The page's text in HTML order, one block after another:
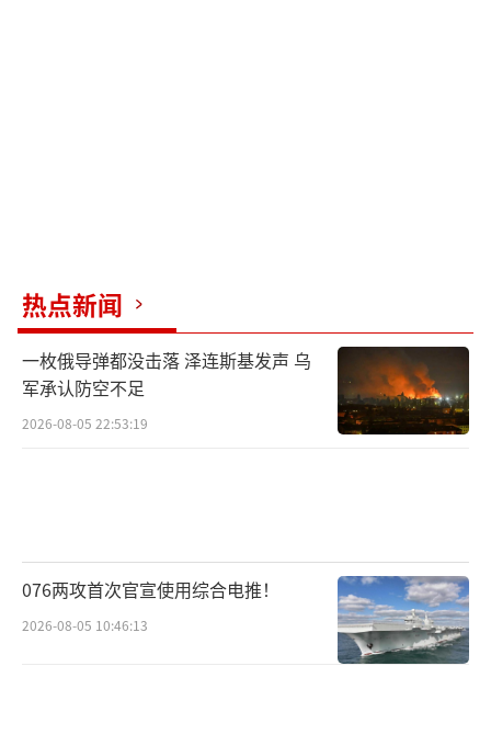
热点新闻
一枚俄导弹都没击落 泽连斯基发声 乌
军承认防空不足
2026-08-05 22:53:19
076两攻首次官宣使用综合电推！
2026-08-05 10:46:13